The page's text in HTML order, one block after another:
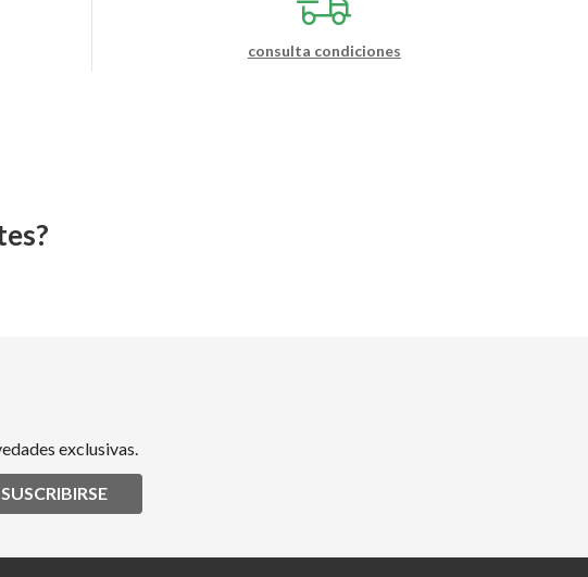
consulta condiciones
exclusivas.
SUSCRIBIRSE